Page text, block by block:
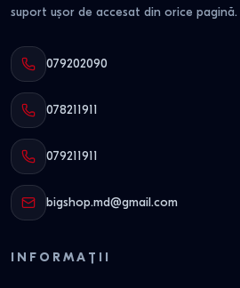
suport ușor de accesat din orice pagină.
079202090
078211911
079211911
bigshop.md@gmail.com
INFORMAȚII